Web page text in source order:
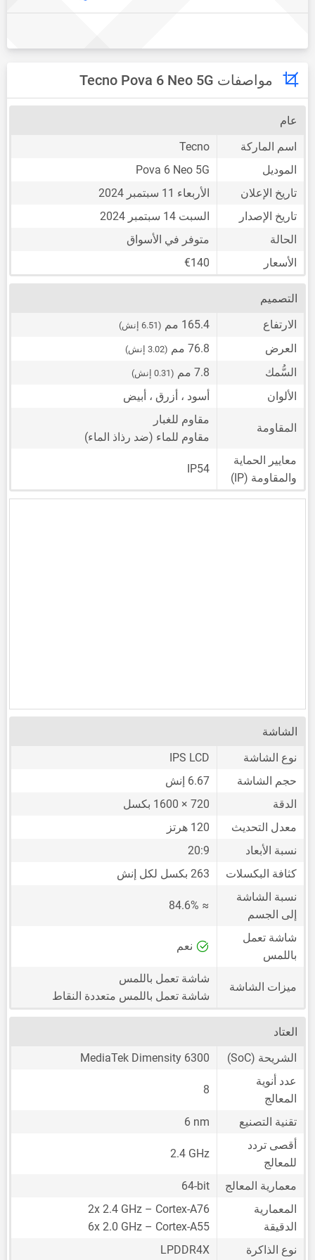
مواصفات Tecno Pova 6 Neo 5G
عام
اسم الماركة
Tecno
الموديل
Pova 6 Neo 5G
تاريخ الإعلان
الأربعاء 11 سبتمبر 2024
تاريخ الإصدار
السبت 14 سبتمبر 2024
الحالة
متوفر في الأسواق
الأسعار
€140
التصميم
الارتفاع
165.4 مم (6.51 إنش)
العرض 76.8 مم (3.02 إنش)
السُّمك 7.8 مم (0.31 إنش)
الألوان أسود ، أزرق ، أبيض
المقاومة
مقاوم للغبار
مقاوم للماء (ضد رذاذ الماء)
معايير الحماية
والمقاومة (IP)
IP54
الشاشة
نوع الشاشة
IPS LCD
حجم الشاشة
6.67 إنش
الدقة
720 × 1600 بكسل
معدل التحديث
120 هرتز
نسبة الأبعاد
20:9
كثافة البكسلات
263 بكسل لكل إنش
نسبة الشاشة
إلى الجسم
≈ 84.6%
شاشة تعمل
باللمس
نعم
ميزات الشاشة
شاشة تعمل باللمس
شاشة تعمل باللمس متعددة النقاط
العتاد
الشريحة (SoC)
MediaTek Dimensity 6300
عدد أنوية
المعالج
8
تقنية التصنيع
6 nm
أقصى تردد
للمعالج
2.4 GHz
معمارية المعالج
64-bit
المعمارية
الدقيقة
2x 2.4 GHz – Cortex-A76
6x 2.0 GHz – Cortex-A55
نوع الذاكرة
LPDDR4X